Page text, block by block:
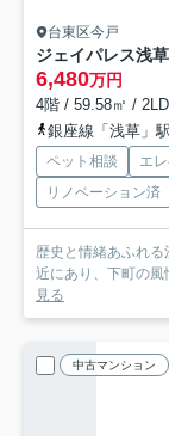
台東区今戸
ジェイパレス浅
6,480万円
4階 / 59.58㎡ /
銀座線「浅草」
ペット相談 エ
リノベーション済
歴史と情緒あふれ
近にあり、下町の
見る
中古マンション